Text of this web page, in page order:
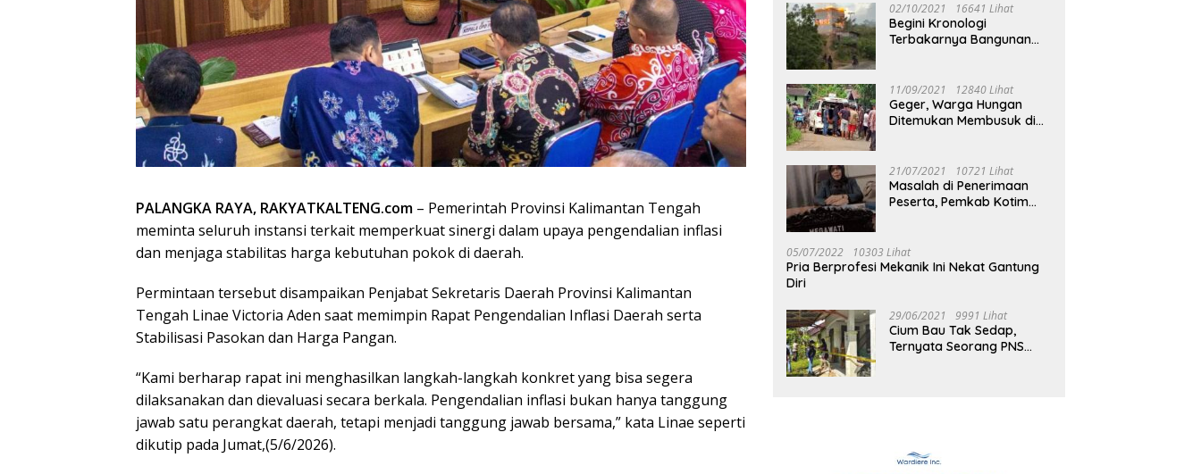
PALANGKA RAYA, RAKYATKALTENG.com – Pemerintah Provinsi Kalimantan Tengah
meminta seluruh instansi terkait memperkuat sinergi dalam upaya pengendalian inflasi
dan menjaga stabilitas harga kebutuhan pokok di daerah.
Permintaan tersebut disampaikan Penjabat Sekretaris Daerah Provinsi Kalimantan
Tengah Linae Victoria Aden saat memimpin Rapat Pengendalian Inflasi Daerah serta
Stabilisasi Pasokan dan Harga Pangan.
“Kami berharap rapat ini menghasilkan langkah-langkah konkret yang bisa segera
dilaksanakan dan dievaluasi secara berkala. Pengendalian inflasi bukan hanya tanggung
jawab satu perangkat daerah, tetapi menjadi tanggung jawab bersama,” kata Linae seperti
dikutip pada Jumat,(5/6/2026).
02/10/2021 16641 Lihat
Begini Kronologi
Terbakarnya Bangunan
11/09/2021 12840 Lihat
Geger, Warga Hungan
Ditemukan Membusuk di
21/07/2021 10721 Lihat
Masalah di Penerimaan
Peserta, Pemkab Kotim
05/07/2022 10303 Lihat
Pria Berprofesi Mekanik Ini Nekat Gantung
Diri
29/06/2021 9991 Lihat
Cium Bau Tak Sedap,
Ternyata Seorang PNS